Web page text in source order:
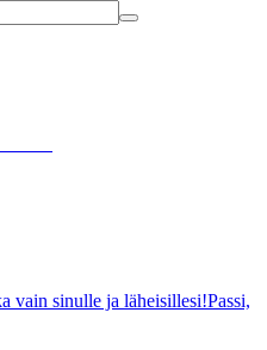
vain sinulle ja läheisillesi!Passi,